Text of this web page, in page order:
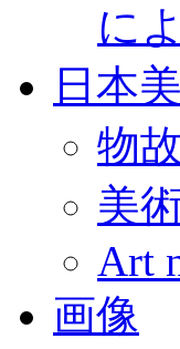
に
日本
物
美
Art
画像